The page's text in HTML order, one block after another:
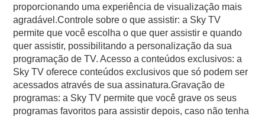
proporcionando uma experiência de visualização mais
agradável.Controle sobre o que assistir: a Sky TV
permite que você escolha o que quer assistir e quando
quer assistir, possibilitando a personalização da sua
programação de TV. Acesso a conteúdos exclusivos: a
Sky TV oferece conteúdos exclusivos que só podem ser
acessados através de sua assinatura.Gravação de
programas: a Sky TV permite que você grave os seus
programas favoritos para assistir depois, caso não tenha